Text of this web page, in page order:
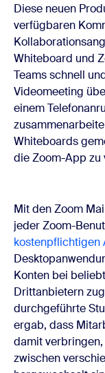
Diese neuen
verfügbaren
Whiteboard und
Teams schnell
Videomeeting
einem
Whiteboards
die Zoom-App zu
Mit den Zoom
jeder Zoom-
kostenpflichtigen
Konten bei
Drittanbietern
durchgeführte
ergab, dass
damit
zwischen